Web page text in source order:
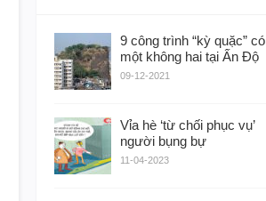
9 công trình “kỳ quặc” có
một không hai tại Ấn Độ
09-12-2021
Vỉa hè ‘từ chối phục vụ’
người bụng bự
11-04-2023